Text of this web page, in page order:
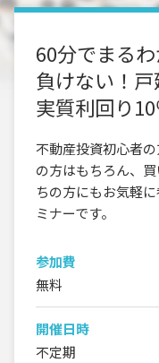
60分でまるわ
負けない！
実質利回り
不動産投資初心者
の方はもちろん、
ちの方にもお気軽
ミナーです。
参加費
無料
開催日時
不定期